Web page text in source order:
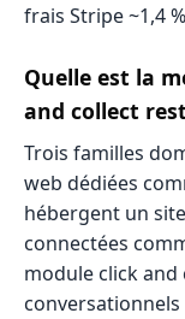
frais Stripe ~1,4
Quelle est la
and collect
Trois familles
web dédiées
hébergent un
connectées
module click and